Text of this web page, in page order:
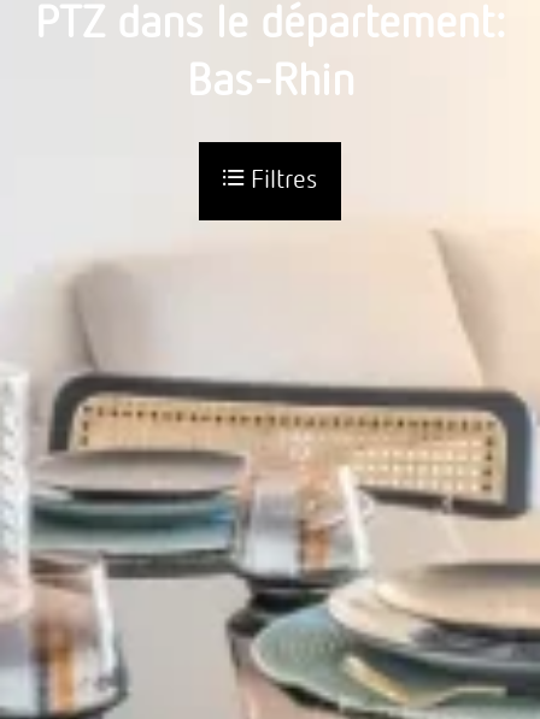
PTZ dans le département:
Bas-Rhin
Filtres
Village-Neuf - Appartements neufs résidence Allure